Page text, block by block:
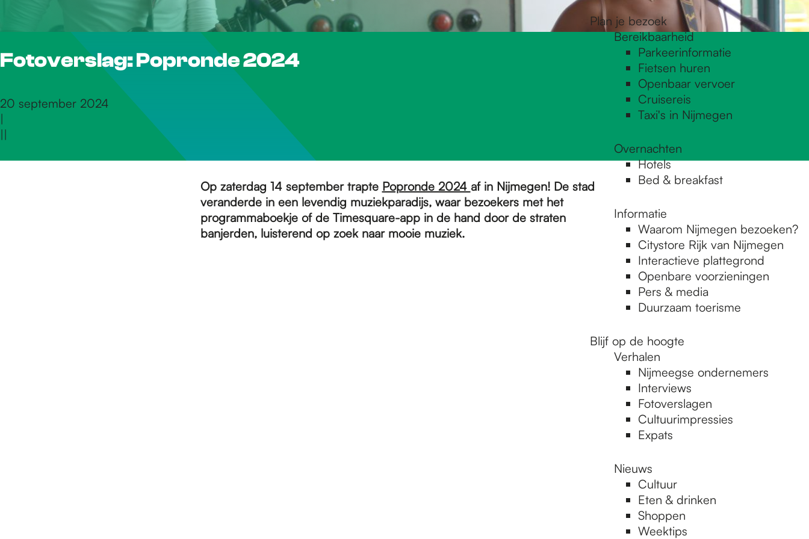
Plan je bezoek
Bereikbaarheid
Parkeerinformatie
Fietsen huren
Openbaar vervoer
Cruisereis
Taxi's in Nijmegen
Overnachten
Hotels
Bed & breakfast
Informatie
Waarom Nijmegen bezoeken?
Citystore Rijk van Nijmegen
Interactieve plattegrond
Openbare voorzieningen
Pers & media
Duurzaam toerisme
Blijf op de hoogte
Verhalen
Nijmeegse ondernemers
Interviews
Fotoverslagen
Cultuurimpressies
Expats
Nieuws
Cultuur
Eten & drinken
Shoppen
Weektips
Fotoverslag: Popronde 2024
20 september 2024
|
||
Op zaterdag 14 september trapte Popronde 2024 af in Nijmegen! De stad
veranderde in een levendig muziekparadijs, waar bezoekers met het
programmaboekje of de Timesquare-app in de hand door de straten
banjerden, luisterend op zoek naar mooie muziek.